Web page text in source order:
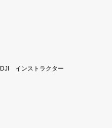
DJI インストラクター